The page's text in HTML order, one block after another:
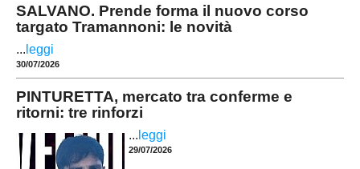
SALVANO. Prende forma il nuovo corso
targato Tramannoni: le novità
... leggi
30/07/2026
PINTURETTA, mercato tra conferme e
ritorni: tre rinforzi
... leggi
29/07/2026